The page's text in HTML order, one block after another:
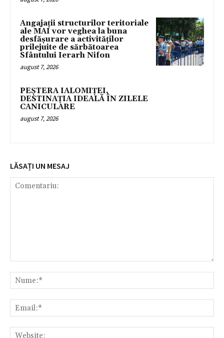
Angajații structurilor teritoriale
ale MAI vor veghea la buna
desfășurare a activităților
prilejuite de sărbătoarea
Sfântului Ierarh Nifon
august 7, 2026
PEȘTERA IALOMIȚEI,
DESTINAȚIA IDEALĂ ÎN ZILELE
CANICULARE
august 7, 2026
LĂSAȚI UN MESAJ